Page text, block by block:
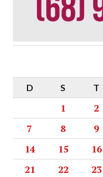
D
S T
1 2
7
8 9
14
15 16
21
22 23